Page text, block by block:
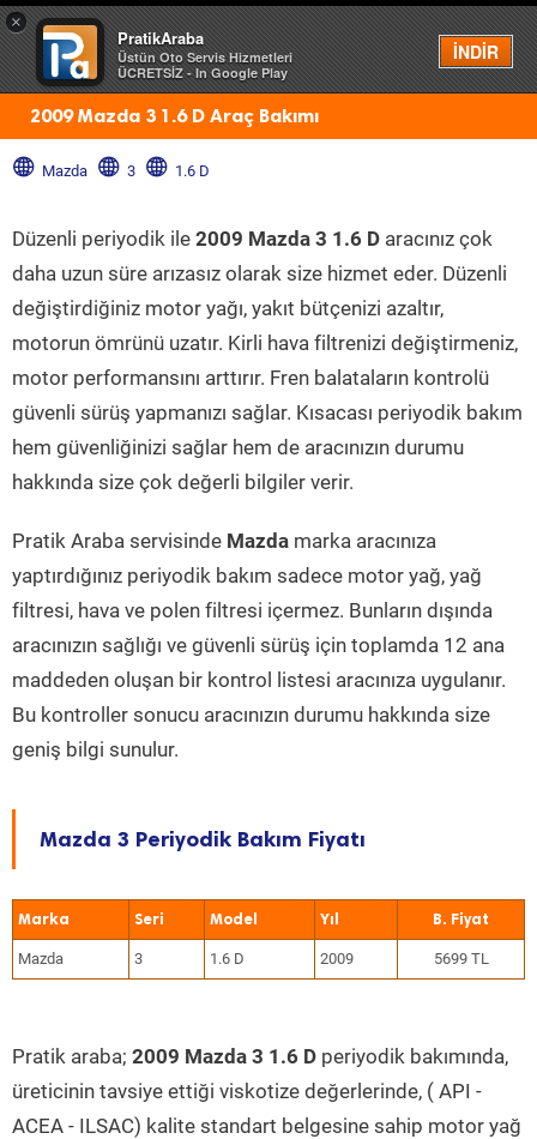
×
PratikAraba
Üstün Oto Servis Hizmetleri
ÜCRETSİZ - In Google Play
İNDİR
Menü
2009 Mazda 3 1.6 D Araç Bakımı
Mazda 3 1.6 D
Düzenli periyodik ile 2009 Mazda 3 1.6 D aracınız çok
daha uzun süre arızasız olarak size hizmet eder. Düzenli
değiştirdiğiniz motor yağı, yakıt bütçenizi azaltır,
motorun ömrünü uzatır. Kirli hava filtrenizi değiştirmeniz,
motor performansını arttırır. Fren balataların kontrolü
güvenli sürüş yapmanızı sağlar. Kısacası periyodik bakım
hem güvenliğinizi sağlar hem de aracınızın durumu
hakkında size çok değerli bilgiler verir.
Pratik Araba servisinde Mazda marka aracınıza
yaptırdığınız periyodik bakım sadece motor yağ, yağ
filtresi, hava ve polen filtresi içermez. Bunların dışında
aracınızın sağlığı ve güvenli sürüş için toplamda 12 ana
maddeden oluşan bir kontrol listesi aracınıza uygulanır.
Bu kontroller sonucu aracınızın durumu hakkında size
geniş bilgi sunulur.
Mazda 3 Periyodik Bakım Fiyatı
Marka Seri Model Yıl
Mazda 3 1.6 D 2009 5699 TL
Pratik araba; 2009 Mazda 3 1.6 D periyodik bakımında,
üreticinin tavsiye ettiği viskotize değerlerinde, ( API -
ACEA - ILSAC) kalite standart belgesine sahip motor yağ